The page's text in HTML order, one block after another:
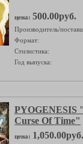
цена: 500.00руб.
Производитель/
Формат:
Стилистика:
Год выпуска:
PYOGENESIS
Curse Of Time"
цена: 1,050.00руб.